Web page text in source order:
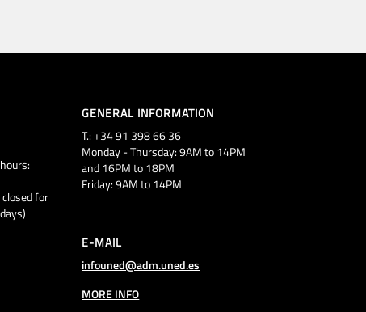
for
GENERAL INFORMATION
T.: +34 91 398 66 36
Monday - Thursday: 9AM to 14PM
and 16PM to 18PM
Friday: 9AM to 14PM
E-MAIL
infouned@adm.uned.es
MORE INFO